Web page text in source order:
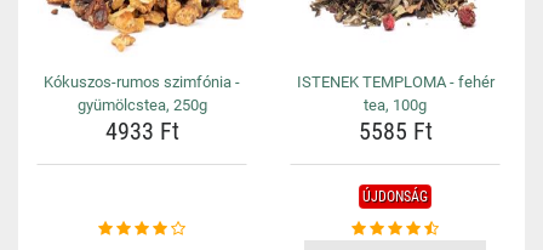
Kókuszos-rumos szimfónia -
gyümölcstea, 250g
4933 Ft
ISTENEK TEMPLOMA - fehér
tea, 100g
5585 Ft
ÚJDONSÁG